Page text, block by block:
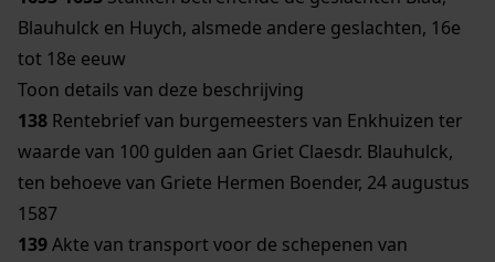
Blauhulck en Huych, alsmede andere geslachten, 16e
tot 18e eeuw
Toon details van deze beschrijving
138 Rentebrief van burgemeesters van Enkhuizen ter
waarde van 100 gulden aan Griet Claesdr. Blauhulck,
ten behoeve van Griete Hermen Boender, 24 augustus
1587
139Akte van transport voor de schepenen van